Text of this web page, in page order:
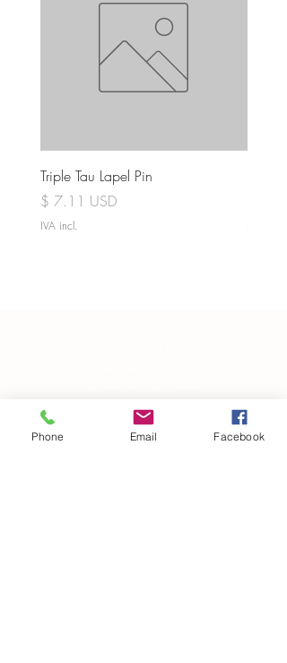
Triple Tau Lapel Pin
Preço
$ 7.11 USD
IVA incl.
evolve in-and-out of our
own skin, changing in
manipulating the world
Phone Email Facebook